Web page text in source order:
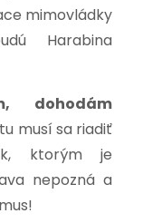
mimovládky
Harabina
dohodám
musí sa riadiť
ktorým je
nepozná a